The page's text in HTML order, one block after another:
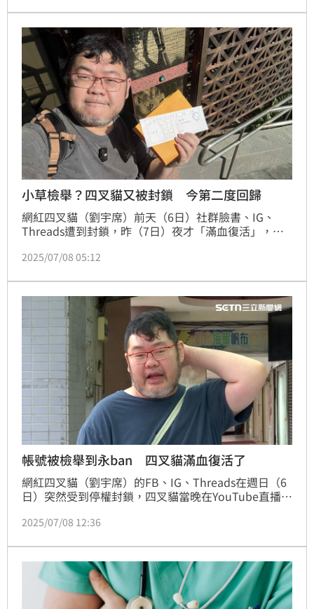
小草檢舉？四叉貓又被封鎖 今第二度回歸
網紅四叉貓（劉宇席）前天（6日）社群臉書、IG、
Threads遭到封鎖，昨（7日）夜才「滿血復活」，今
臉書申訴後4個小時解鎖了，「是不是復活CD（冷卻）
2025/07/08 05:12
帳號被檢舉到永ban 四叉貓滿血復活了
網紅四叉貓（劉宇席）的FB、IG、Threads在週日（6
日）突然受到停權封鎖，四叉貓當晚在YouTube直播說
受訪說，懷疑是小草團體「鬼針草聯隊」糾眾檢舉。週
他發文表示「消失了30個小時之後，我回來囉」。
2025/07/08 12:36